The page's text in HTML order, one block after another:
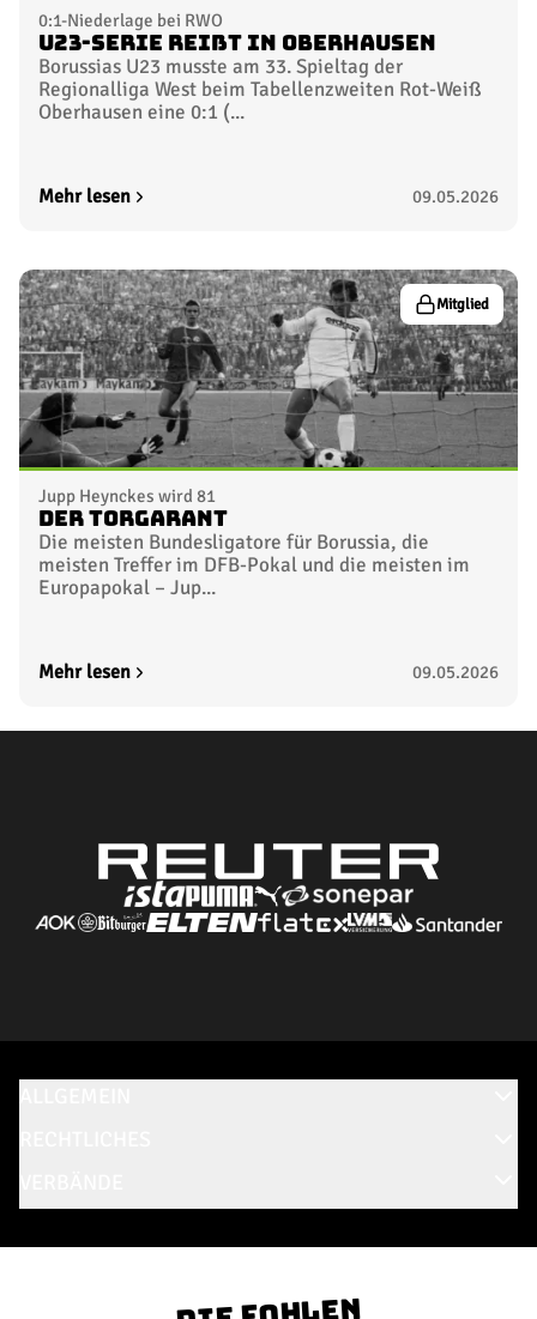
0:1-Niederlage bei RWO
U23-Serie reißt in Oberhausen
Borussias U23 musste am 33. Spieltag der
Regionalliga West beim Tabellenzweiten Rot-Weiß
Oberhausen eine 0:1 (...
Mehr lesen 09.05.2026
Mitglied
Jupp Heynckes wird 81
Der Torgarant
Die meisten Bundesligatore für Borussia, die
meisten Treffer im DFB-Pokal und die meisten im
Europapokal – Jup...
Mehr lesen 09.05.2026